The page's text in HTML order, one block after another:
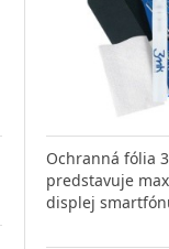
Ochranná fólia
predstavuje
displej